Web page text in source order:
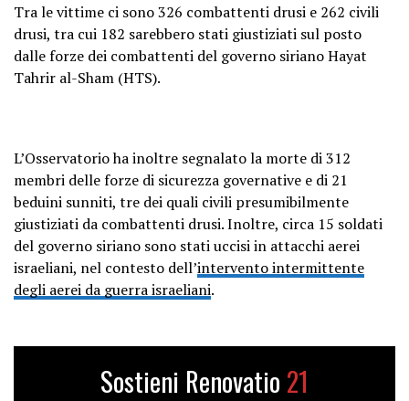
Tra le vittime ci sono 326 combattenti drusi e 262 civili
drusi, tra cui 182 sarebbero stati giustiziati sul posto
dalle forze dei combattenti del governo siriano Hayat
Tahrir al-Sham (HTS).
L’Osservatorio ha inoltre segnalato la morte di 312
membri delle forze di sicurezza governative e di 21
beduini sunniti, tre dei quali civili presumibilmente
giustiziati da combattenti drusi. Inoltre, circa 15 soldati
del governo siriano sono stati uccisi in attacchi aerei
israeliani, nel contesto dell’intervento intermittente
degli aerei da guerra israeliani.
Sostieni Renovatio 21